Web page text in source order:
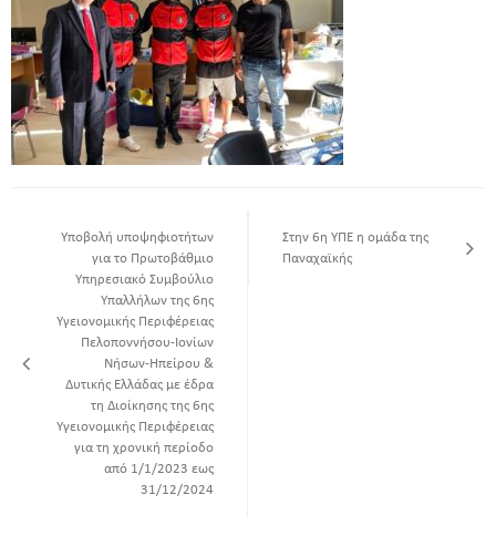
Υποβολή υποψηφιοτήτων
για το Πρωτοβάθμιο
Υπηρεσιακό Συμβούλιο
Υπαλλήλων της 6ης
Υγειονομικής Περιφέρειας
Πελοποννήσου-Ιονίων
Νήσων-Ηπείρου &
Δυτικής Ελλάδας με έδρα
τη Διοίκησης της 6ης
Υγειονομικής Περιφέρειας
για τη χρονική περίοδο
από 1/1/2023 εως
31/12/2024
Στην 6η ΥΠΕ η ομάδα της
Παναχαϊκής